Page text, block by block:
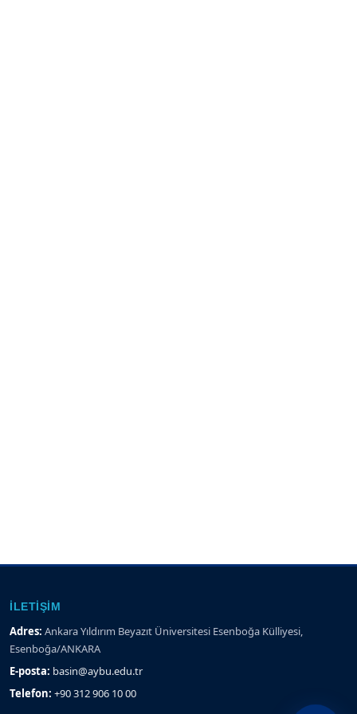
İLETIŞIM
Adres: Ankara Yıldırım Beyazıt Üniversitesi Esenboğa Külliyesi,
Esenboğa/ANKARA
E-posta: basin@aybu.edu.tr
Telefon: +90 312 906 10 00